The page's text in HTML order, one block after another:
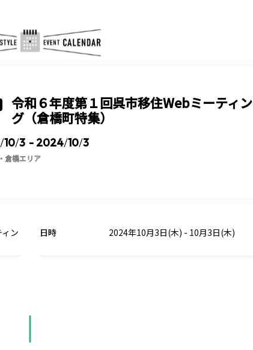
令和６年度第１回呉市移住Webミーティン
グ（倉橋町特集）
/10/3 - 2024/10/3
倉橋エリア
ン
日時 2024年10月3日(木) - 10月3日(木)